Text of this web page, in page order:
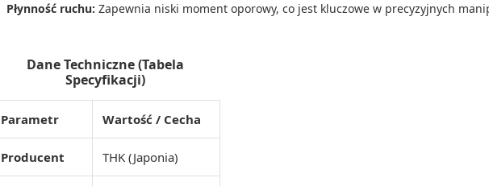
Płynność ruchu: Zapewnia niski moment oporowy, co jest kluczowe w precyzyjnych
Dane Techniczne (Tabela
Specyfikacji)
Parametr Wartość / Cecha
Producent THK (Japonia)